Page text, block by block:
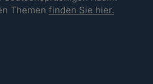
Themenfinden Sie hier.